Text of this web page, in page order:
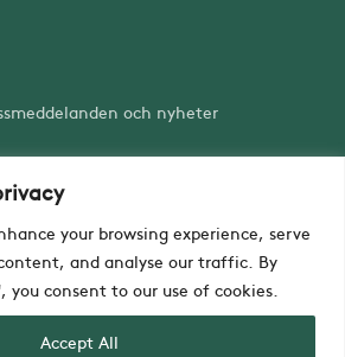
your browsing experience, serve
and analyse our traffic. By
consent to our use of cookies.
Accept All
och nyheter